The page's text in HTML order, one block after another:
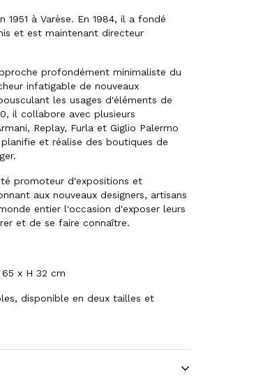
1951 à Varèse. En 1984, il a fondé
et est maintenant directeur
profondément minimaliste du
infatigable de nouveaux
les usages d'éléments de
il collabore avec plusieurs
Replay, Furla et Giglio Palermo
et réalise des boutiques de
promoteur d'expositions et
aux nouveaux designers, artisans
entier l'occasion d'exposer leurs
et de se faire connaître.
65 x H 32 cm
disponible en deux tailles et